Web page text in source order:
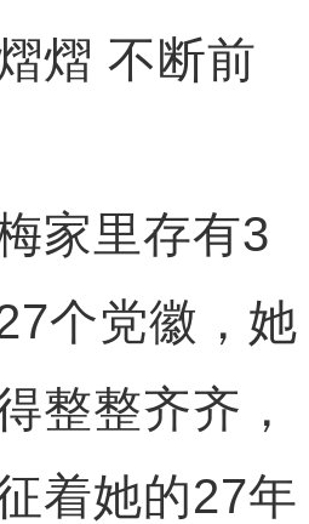
不断前
里存有3
个党徽，她
整整齐齐，
着她的27年